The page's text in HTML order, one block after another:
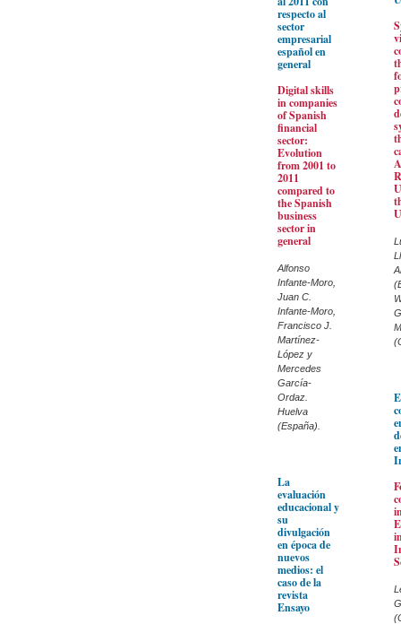
respecto al
sector
empresarial
español en
general
Digital skills
in companies
of Spanish
financial
sector:
Evolution
from 2001 to
2011
compared to
the Spanish
business
sector in
general
Alfonso
Infante-Moro,
Juan C.
Infante-Moro,
Francisco J.
Martínez-
López y
Mercedes
García-
Ordaz.
Huelva
(España).
La
evaluación
educacional y
su
divulgación
en época de
nuevos
medios: el
caso de la
revista
Ensayo